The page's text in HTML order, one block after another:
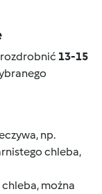
rozdrobnić 13-15
np.
chleba,
można